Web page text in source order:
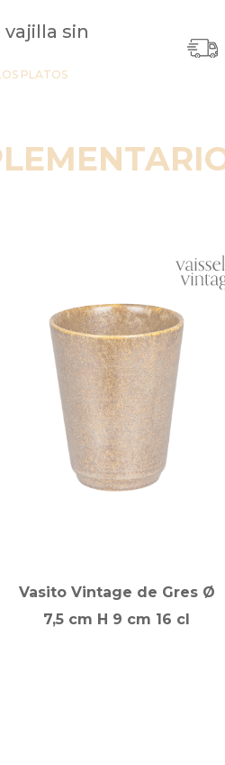
sin
PLATOS
Vasito Vintage de Gres Ø
7,5 cm H 9 cm 16 cl